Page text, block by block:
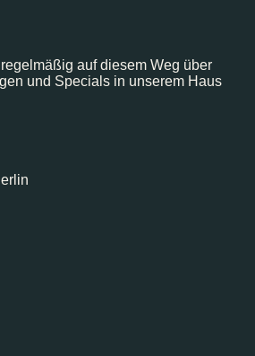
–
auf diesem Weg über
und Specials in unserem Haus